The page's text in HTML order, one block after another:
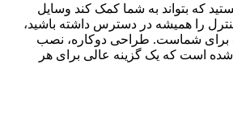
که بتواند به شما کمک کند وسایل
را همیشه در دسترس داشته باشید،
برای شماست. طراحی دوکاره، نصب
شده است که یک گزینه عالی برای هر